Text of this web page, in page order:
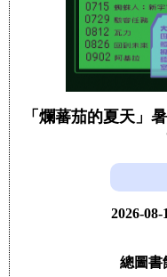
「爛蕃茄的夏天」
2026-08-
總圖書